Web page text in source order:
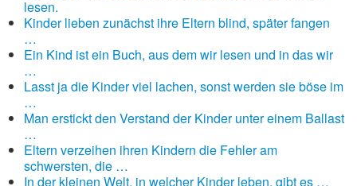
lesen.
Kinder lieben zunächst ihre Eltern blind, später fangen
…
Ein Kind ist ein Buch, aus dem wir lesen und in das wir
…
Lasst ja die Kinder viel lachen, sonst werden sie böse im
…
Man erstickt den Verstand der Kinder unter einem Ballast
…
Eltern verzeihen ihren Kindern die Fehler am
schwersten, die …
In der kleinen Welt, in welcher Kinder leben, gibt es …